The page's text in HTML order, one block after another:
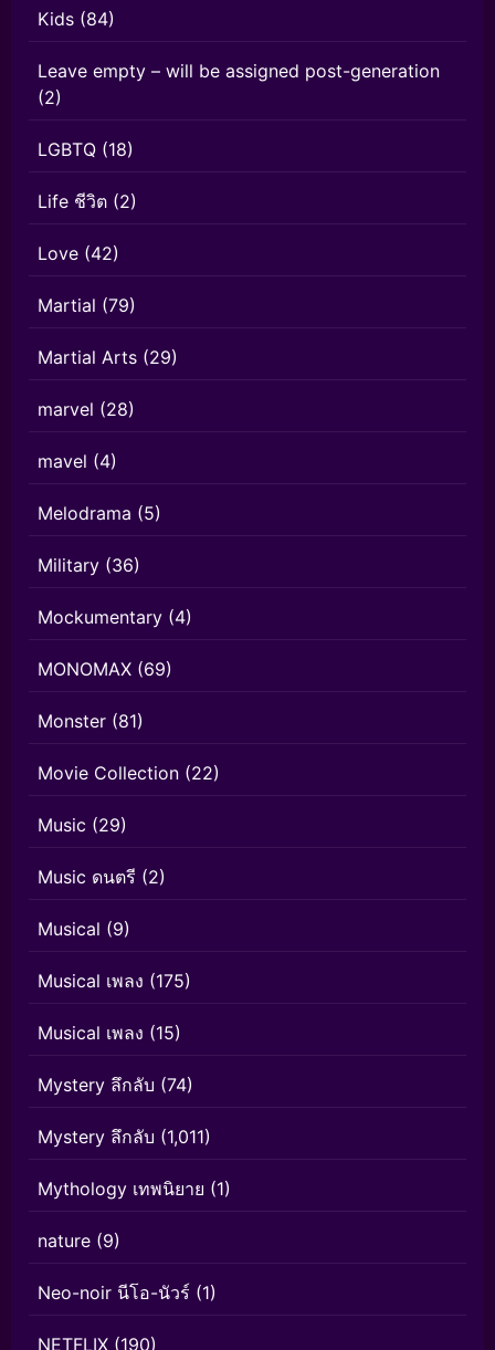
Kids (84)
Leave empty – will be assigned post-generation
(2)
LGBTQ (18)
Life ชีวิต (2)
Love (42)
Martial (79)
Martial Arts (29)
marvel (28)
mavel (4)
Melodrama (5)
Military (36)
Mockumentary (4)
MONOMAX (69)
Monster (81)
Movie Collection (22)
Music (29)
Music ดนตรี (2)
Musical (9)
Musical เพลง (175)
Musical เพลง (15)
Mystery ลึกลับ (74)
Mystery ลึกลับ (1,011)
Mythology เทพนิยาย (1)
nature (9)
Neo-noir นีโอ-นัวร์ (1)
NETFLIX (190)